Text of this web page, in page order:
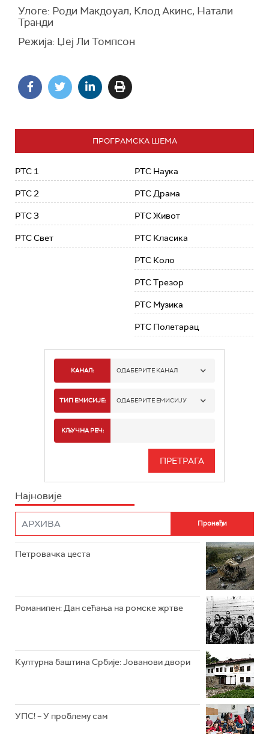
Улоге: Роди Макдоуал, Клод Акинс, Натали
Транди
Режија: Џеј Ли Томпсон
ПРОГРАМСКА ШЕМА
РТС 1
РТС 2
РТС 3
РТС Свет
РТС Наука
РТС Драма
РТС Живот
РТС Класика
РТС Коло
РТС Трезор
РТС Музика
РТС Полетарац
КАНАЛ: ОДАБЕРИТЕ КАНАЛ
РТС 1
РТС 3
РТС КОЛО
ТИП ЕМИСИЈЕ: ОДАБЕРИТЕ ЕМИСИЈУ
ИНФО
КЉУЧНА РЕЧ:
Најновије
Петровачка цеста
Романипен: Дан сећања на ромске жртве
Културна баштина Србије: Јованови двори
УПС! – У проблему сам